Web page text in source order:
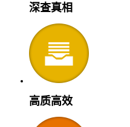
深查真相
高质高效